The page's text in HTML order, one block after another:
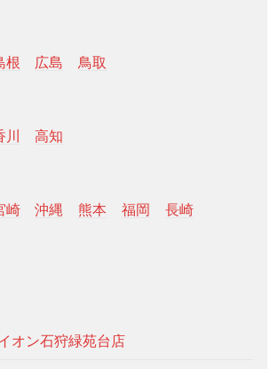
根 広島 鳥取
高知
崎 沖縄 熊本 福岡
長崎
オン石狩緑苑台店